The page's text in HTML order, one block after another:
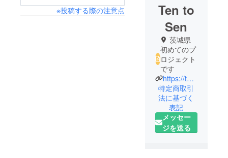
※投稿する際の注意点
Ten to
Sen
茨城県
初めてのプ
ロジェクト
です
https://tentosen-hair.com/
特定商取引
法に基づく
表記
メッセー
ジを送る